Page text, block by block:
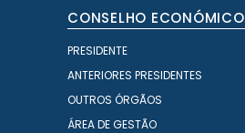
CONSELHO
PRESIDENTE
ANTERIORES PRESIDENTES
OUTROS ÓRGÃOS
ÁREA DE GESTÃO